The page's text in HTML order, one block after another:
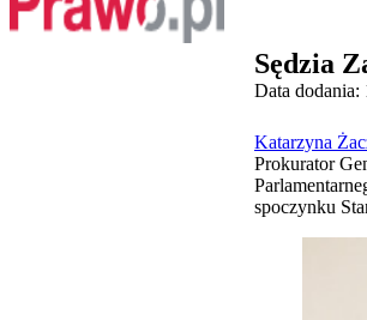
Sędzia
Data dodania:
Katarzyna
Prokurator
spoczynku